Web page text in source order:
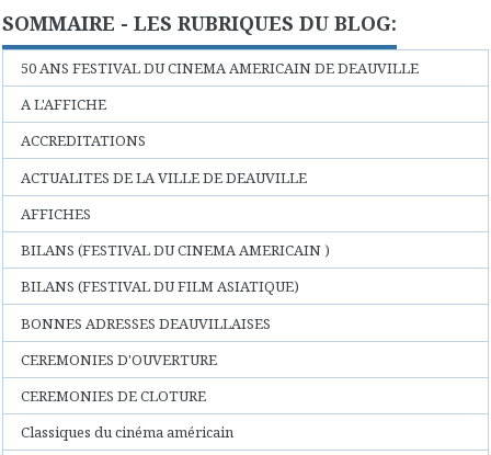
SOMMAIRE - LES RUBRIQUES DU BLOG:
50 ANS FESTIVAL DU CINEMA AMERICAIN DE DEAUVILLE
A L'AFFICHE
ACCREDITATIONS
ACTUALITES DE LA VILLE DE DEAUVILLE
AFFICHES
BILANS (FESTIVAL DU CINEMA AMERICAIN )
BILANS (FESTIVAL DU FILM ASIATIQUE)
BONNES ADRESSES DEAUVILLAISES
CEREMONIES D'OUVERTURE
CEREMONIES DE CLOTURE
Classiques du cinéma américain